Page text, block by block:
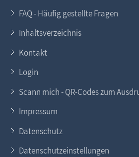
FAQ - Häufig gestellte Fragen
Inhaltsverzeichnis
Kontakt
Login
Scann mich - QR-Codes zum
Impressum
Datenschutz
Datenschutzeinstellungen